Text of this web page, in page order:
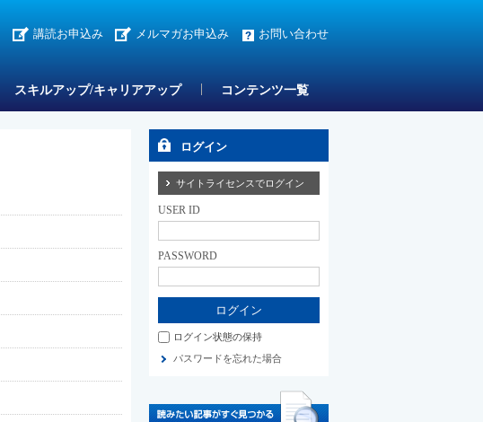
講読お申込み メルマガお申込み お問い合わせ
スキルアップ/キャリアアップ コンテンツ一覧
ログイン
サイトライセンスでログイン
USER ID
PASSWORD
ログイン状態の保持
パスワードを忘れた場合